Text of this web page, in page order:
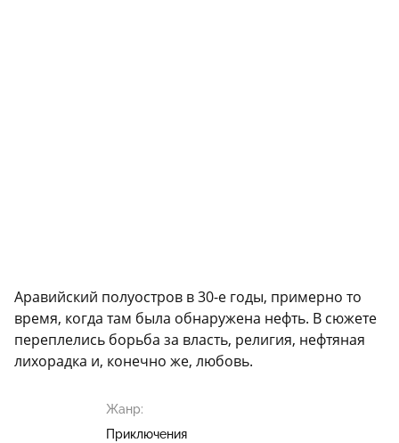
Аравийский полуостров в 30-е годы, примерно то
время, когда там была обнаружена нефть. В сюжете
переплелись борьба за власть, религия, нефтяная
лихорадка и, конечно же, любовь.
Жанр:
Приключения